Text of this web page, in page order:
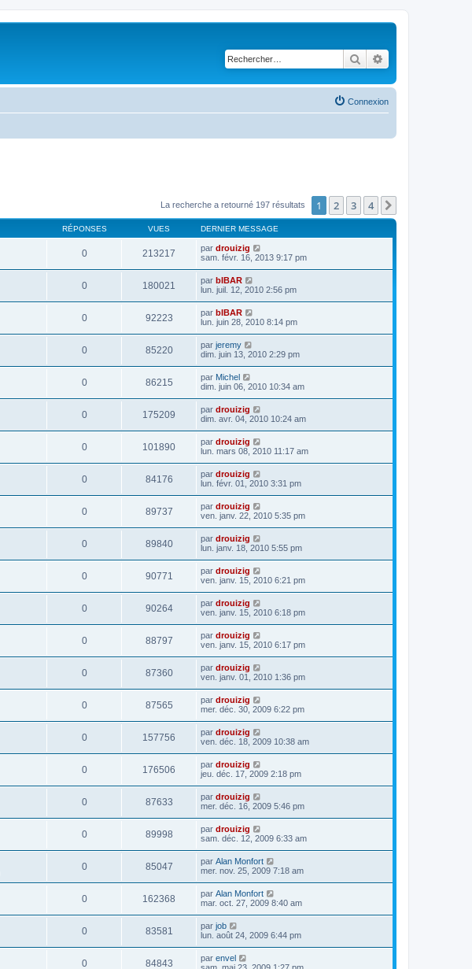
Rechercher
Connexion
La recherche a retourné 197 résultats 1 2 3 4
RÉPONSES VUES DERNIER MESSAGE
0 213217 par drouizig
sam. févr. 16, 2013 9:17 pm
0 180021 par bIBAR
lun. juil. 12, 2010 2:56 pm
0 92223 par bIBAR
lun. juin 28, 2010 8:14 pm
0 85220 par jeremy
dim. juin 13, 2010 2:29 pm
0 86215 par Michel
dim. juin 06, 2010 10:34 am
0 175209 par drouizig
dim. avr. 04, 2010 10:24 am
0 101890 par drouizig
lun. mars 08, 2010 11:17 am
0 84176 par drouizig
lun. févr. 01, 2010 3:31 pm
0 89737 par drouizig
ven. janv. 22, 2010 5:35 pm
0 89840 par drouizig
lun. janv. 18, 2010 5:55 pm
0 90771 par drouizig
ven. janv. 15, 2010 6:21 pm
0 90264 par drouizig
ven. janv. 15, 2010 6:18 pm
0 88797 par drouizig
ven. janv. 15, 2010 6:17 pm
0 87360 par drouizig
ven. janv. 01, 2010 1:36 pm
0 87565 par drouizig
mer. déc. 30, 2009 6:22 pm
0 157756 par drouizig
ven. déc. 18, 2009 10:38 am
0 176506 par drouizig
jeu. déc. 17, 2009 2:18 pm
0 87633 par drouizig
mer. déc. 16, 2009 5:46 pm
0 89998 par drouizig
sam. déc. 12, 2009 6:33 am
0 85047 par Alan Monfort
mer. nov. 25, 2009 7:18 am
0 162368 par Alan Monfort
mar. oct. 27, 2009 8:40 am
0 83581 par job
lun. août 24, 2009 6:44 pm
0 84843 par envel